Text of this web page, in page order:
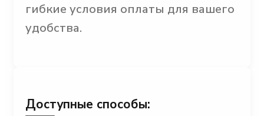
гибкие условия оплаты для вашего
удобства.
Доступные способы: